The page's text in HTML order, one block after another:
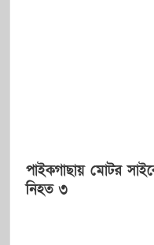
পাইকগাছায় মোটর
নিহত ৩